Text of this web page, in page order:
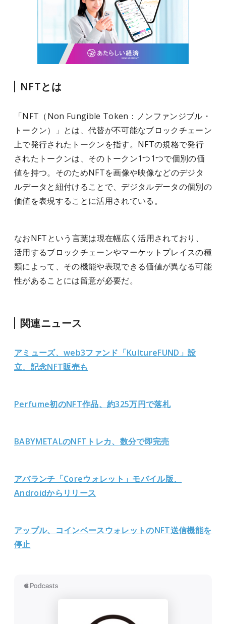
NFTとは
「NFT（Non Fungible Token：ノンファンジブル・
トークン）」とは、代替が不可能なブロックチェーン
上で発行されたトークンを指す。NFTの規格で発行
されたトークンは、そのトークン1つ1つで個別の価
値を持つ。そのためNFTを画像や映像などのデジタ
ルデータと紐付けることで、デジタルデータの個別の
価値を表現することに活用されている。
なおNFTという言葉は現在幅広く活用されており、
活用するブロックチェーンやマーケットプレイスの種
類によって、その機能や表現できる価値が異なる可能
性があることには留意が必要だ。
関連ニュース
アミューズ、web3ファンド「KultureFUND」設
立、記念NFT販売も
Perfume初のNFT作品、約325万円で落札
BABYMETALのNFTトレカ、数分で即完売
アバランチ「Coreウォレット」モバイル版、
Androidからリリース
アップル、コインベースウォレットのNFT送信機能を
停止